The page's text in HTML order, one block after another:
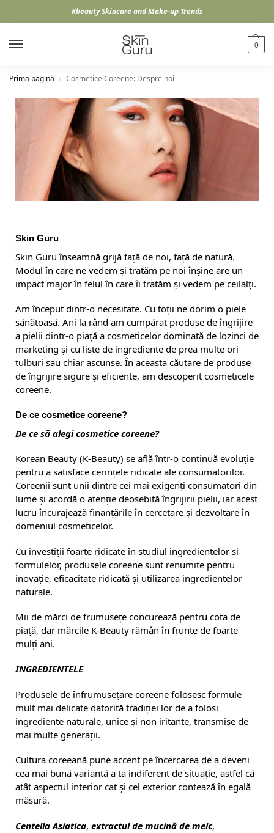
Kbeauty Skincare and Make-up Trends
0
Prima pagină / Cosmetice Coreene: Despre noi
Skin Guru
Skin Guru înseamnă grijă față de noi, față de natură.
Modul în care ne vedem și tratăm pe noi înșine are un
impact major în felul în care îi tratăm și vedem pe ceilalți.
Am început dintr-o necesitate. Cu toții ne dorim o piele
sănătoasă. Ani la rând am cumpărat produse de îngrijire
a pielii dintr-o piață a cosmeticelor dominată de lozinci de
marketing și cu liste de ingrediente de prea multe ori
tulburi sau chiar ascunse. În aceasta căutare de produse
de îngrijire sigure și eficiente, am descoperit cosmeticele
coreene.
De ce cosmetice coreene?
De ce să alegi cosmetice coreene?
Korean Beauty (K-Beauty) se află într-o continuă evoluție
pentru a satisface cerințele ridicate ale consumatorilor.
Coreenii sunt unii dintre cei mai exigenți consumatori din
lume și acordă o atenție deosebită îngrijirii pielii, iar acest
lucru încurajează finanțările în cercetare și dezvoltare în
domeniul cosmeticelor.
Cu investiții foarte ridicate în studiul ingredientelor si
formulelor, produsele coreene sunt renumite pentru
inovație, eficacitate ridicată și utilizarea ingredientelor
naturale.
Mii de mărci de frumusețe concurează pentru cota de
piață, dar mărcile K-Beauty rămân în frunte de foarte
mulți ani.
INGREDIENTELE
Produsele de înfrumusețare coreene folosesc formule
mult mai delicate datorită tradiției lor de a folosi
ingrediente naturale, unice și non iritante, transmise de
mai multe generații.
Cultura coreeană pune accent pe încercarea de a deveni
cea mai bună variantă a ta indiferent de situație, astfel că
atât aspectul interior cat și cel exterior contează în egală
măsură.
Centella Asiatica, extractul de mucină de melc,